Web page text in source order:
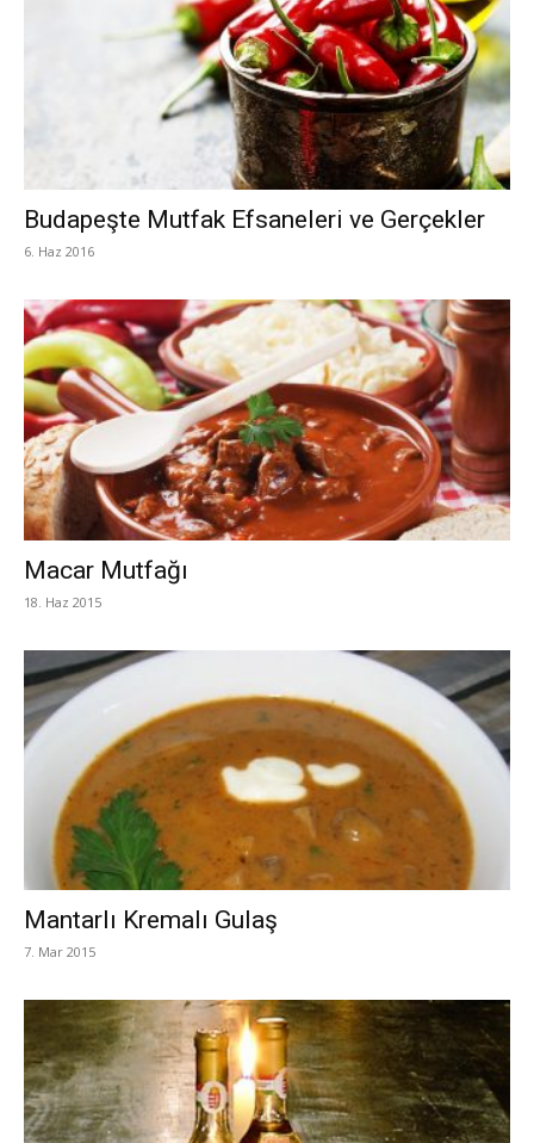
Budapeşte Mutfak Efsaneleri ve Gerçekler
6. Haz 2016
Macar Mutfağı
18. Haz 2015
Mantarlı Kremalı Gulaş
7. Mar 2015